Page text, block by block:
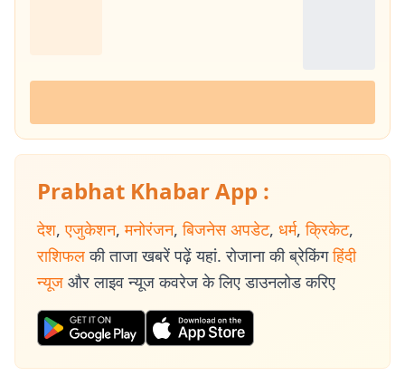
Prabhat Khabar App :
देश, एजुकेशन, मनोरंजन, बिजनेस अपडेट, धर्म, क्रिकेट,
राशिफल की ताजा खबरें पढ़ें यहां. रोजाना की ब्रेकिंग हिंदी
न्यूज और लाइव न्यूज कवरेज के लिए डाउनलोड करिए